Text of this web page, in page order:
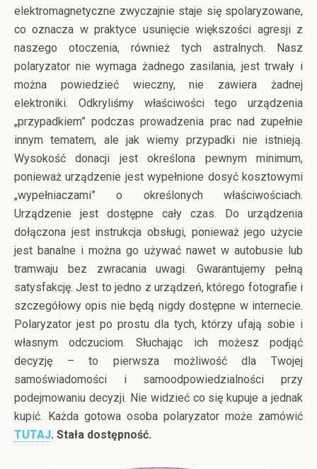
elektromagnetyczne zwyczajnie staje się spolaryzowane,
co oznacza w praktyce usunięcie większości agresji z
naszego otoczenia, również tych astralnych. Nasz
polaryzator nie wymaga żadnego zasilania, jest trwały i
można powiedzieć wieczny, nie zawiera żadnej
elektroniki. Odkryliśmy właściwości tego urządzenia
„przypadkiem” podczas prowadzenia prac nad zupełnie
innym tematem, ale jak wiemy przypadki nie istnieją.
Wysokość donacji jest określona pewnym minimum,
ponieważ urządzenie jest wypełnione dosyć kosztowymi
„wypełniaczami” o określonych właściwościach.
Urządzenie jest dostępne cały czas. Do urządzenia
dołączona jest instrukcja obsługi, ponieważ jego użycie
jest banalne i można go używać nawet w autobusie lub
tramwaju bez zwracania uwagi. Gwarantujemy pełną
satysfakcję. Jest to jedno z urządzeń, którego fotografie i
szczegółowy opis nie będą nigdy dostępne w internecie.
Polaryzator jest po prostu dla tych, którzy ufają sobie i
własnym odczuciom. Słuchając ich możesz podjąć
decyzję – to pierwsza możliwość dla Twojej
samoświadomości i samoodpowiedzialności przy
podejmowaniu decyzji. Nie widzieć co się kupuje a jednak
kupić. Każda gotowa osoba polaryzator może zamówić
TUTAJ. Stała dostępność.